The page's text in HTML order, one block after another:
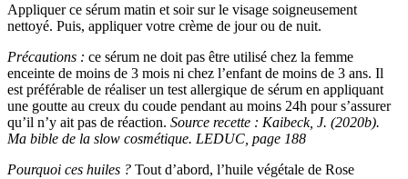
Appliquer ce sérum matin et soir sur le visage soigneusement
nettoyé. Puis, appliquer votre crème de jour ou de nuit.
Précautions : ce sérum ne doit pas être utilisé chez la femme
enceinte de moins de 3 mois ni chez l’enfant de moins de 3 ans. Il
est préférable de réaliser un test allergique de sérum en appliquant
une goutte au creux du coude pendant au moins 24h pour s’assurer
qu’il n’y ait pas de réaction. Source recette : Kaibeck, J. (2020b).
Ma bible de la slow cosmétique. LEDUC, page 188
Pourquoi ces huiles ? Tout d’abord, l’huile végétale de Rose